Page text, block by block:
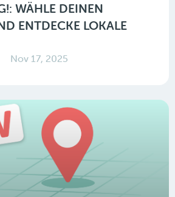
WÄHLE DEINEN
ENTDECKE LOKALE
Nov 17, 2025